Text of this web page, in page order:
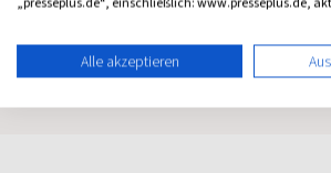
ab 8,11 €
(monatlich) 4,40
ab 8,50 €
(8 x pro Jahr)
Alle akzeptieren